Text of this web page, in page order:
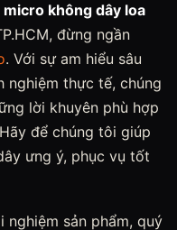
micro không dây loa
đừng ngần
. Với sự am hiểu sâu
nghiệm thực tế, chúng
lời khuyên phù hợp
để chúng tôi giúp
ưng ý, phục vụ tốt
sản phẩm, quý